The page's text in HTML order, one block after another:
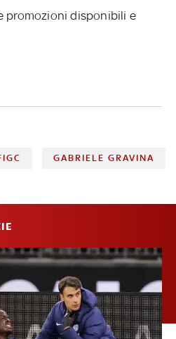
promozioni disponibili e
GABRIELE GRAVINA